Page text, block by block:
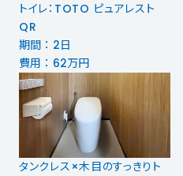
トイレ：TOTO ピュアレスト
QR
期間 ： 2日
費用 ： 62万円
タンクレス×木目のすっきりト